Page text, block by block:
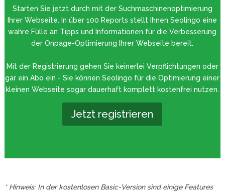
Starten Sie jetzt durch mit der Suchmaschinenoptimierung
Ihrer Webseite. In über 100 Reports stellt Ihnen Seolingo eine
wahre Fülle an Tipps und Informationen für die Verbesserung
der Onpage-Optimierung Ihrer Webseite bereit.
Mit der Registrierung gehen Sie keinerlei Verpflichtungen oder
gar ein Abo ein - Sie können Seolingo für die Optimierung einer
kleinen Webseite sogar dauerhaft komplett kostenfrei nutzen.
Jetzt registrieren
* Hinweis: In der kostenlosen Basic-Version sind einige Features